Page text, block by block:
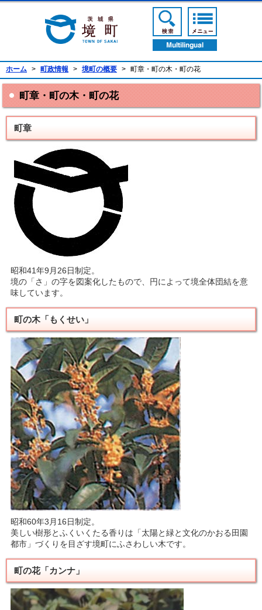
境町公式ホームページ検索ボタン
ホーム > 町政情報 > 境町の概要 > 町章・町の木・町の花
町章・町の木・町の花
町章
昭和41年9月26日制定。
境の「さ」の字を図案化したもので、円によって境全体団結を意
味しています。
町の木「もくせい」
昭和60年3月16日制定。
美しい樹形とふくいくたる香りは「太陽と緑と文化のかおる田園
都市」づくりを目ざす境町にふさわしい木です。
町の花「カンナ」